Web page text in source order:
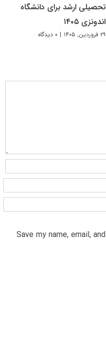
تحصیلی ارشد برای دانشگاه
اندونزی ۱۴۰۵
۲۹ فروردین, ۱۴۰۵ | ۰ دیدگاه
Save my name, email,